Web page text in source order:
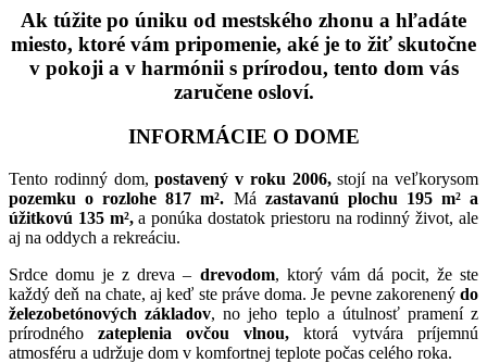
Ak túžite po úniku od mestského zhonu a hľadáte
miesto, ktoré vám pripomenie, aké je to žiť skutočne
v pokoji a v harmónii s prírodou, tento dom vás
zaručene osloví.
INFORMÁCIE O DOME
Tento rodinný dom, postavený v roku 2006,stojí na veľkorysom
pozemku o rozlohe 817 m². Má zastavanú plochu 195 m² a
úžitkovú 135 m²,a ponúka dostatok priestoru na rodinný život, ale
aj na oddych a rekreáciu.
Srdce domu je z dreva – drevodom, ktorý vám dá pocit, že ste
každý deň na chate, aj keď ste práve doma. Je pevne zakorenený do
železobetónových základov, no jeho teplo a útulnosť pramení z
prírodného zateplenia ovčou vlnou, ktorá vytvára príjemnú
atmosféru a udržuje dom v komfortnej teplote počas celého roka.